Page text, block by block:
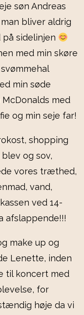
søn Andreas
bliver aldrig
sidelinjen
med min skøre
min søde
med
og min seje far!
shopping
og sov,
vores træthed,
vand,
ved 14-
afslappende!!!
make up og
Lenette, inden
til koncert med
for
høje da vi